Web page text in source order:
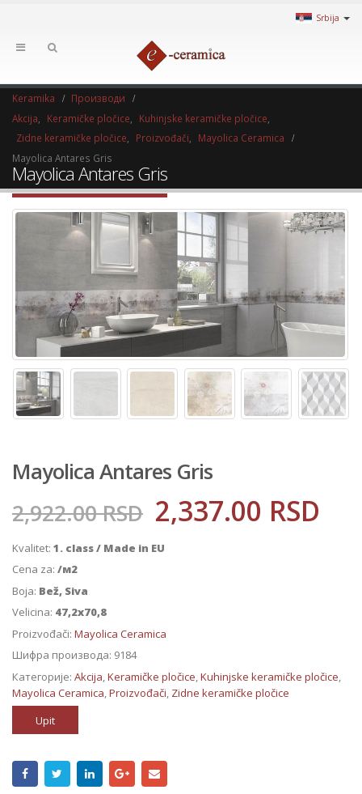
Srbija
Keramika
Производи
Akcija
Keramičke pločice Kuhinjske keramičke pločice
Zidne keramičke pločice
Proizvođači
Mayolica Ceramica
Mayolica Antares Gris
Mayolica Antares Gris
Mayolica Antares Gris
2,922.00RSD 2,337.00 RSD
Kvalitet: 1. class / Made in EU
Cena za: /м2
Boja: Bež, Siva
Velicina: 47,2x70,8
Proizvođači: Mayolica Ceramica
Шифра производа: 9184
Категорије: Akcija Keramičke pločice Kuhinjske keramičke pločice
Mayolica Ceramica Proizvođači Zidne keramičke pločice
Upit